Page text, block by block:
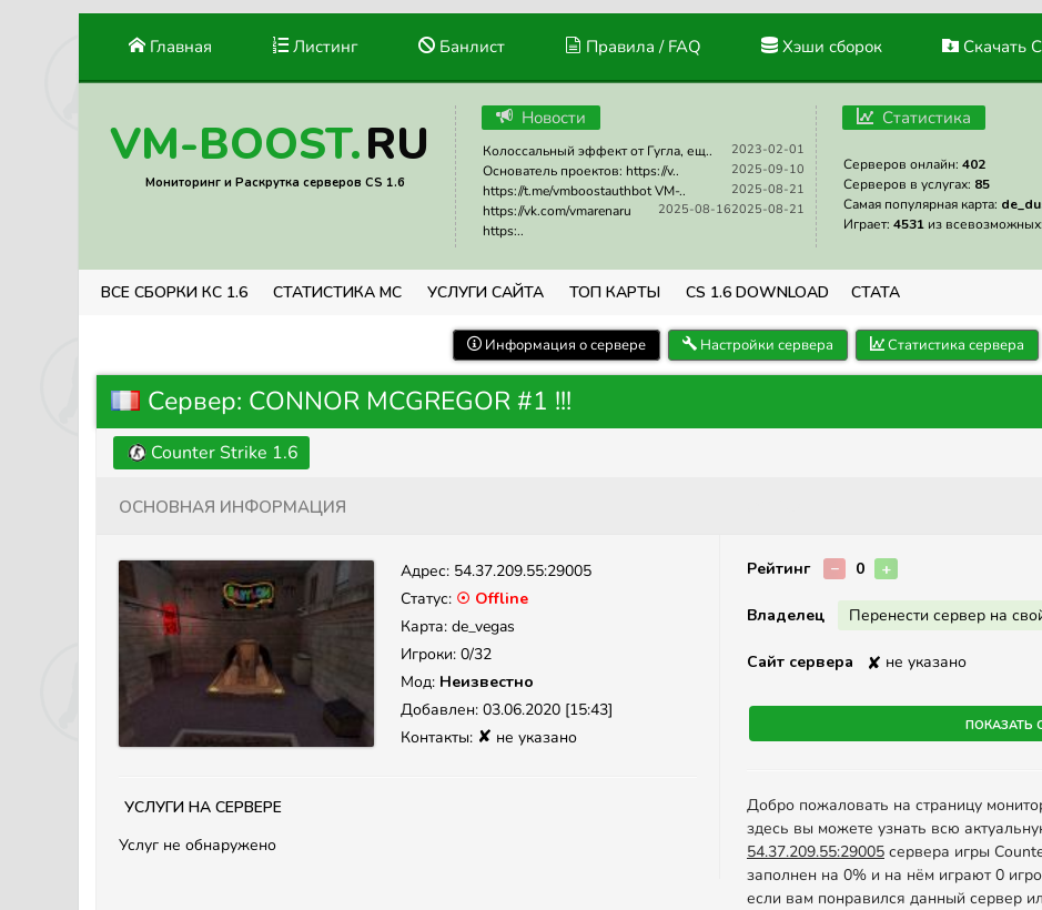
Главная Листинг Банлист Правила / FAQ Хэши сборок Скачать
VM-BOOST.RU
Мониторинг и Раскрутка серверов CS 1.6
Новости
2023-02-01
Колоссальный эффект от Гугла, ещ..
2025-09-10
Основатель проектов: https://v..
2025-08-21
https://t.me/vmboostauthbot VM-..
2025-08-21
2025-08-16
https://vk.com/vmarenaru
https:..
Статистика
Серверов онлайн: 402
Серверов в услугах: 85
Самая популярная карта:
Играет: 4531 из всевозможных:
ВСЕ СБОРКИ КС 1.6 СТАТИСТИКА МС УСЛУГИ САЙТА ТОП КАРТЫ CS 1.6 DOWNLOAD СТАТА
Информация о сервере Настройки сервера Статистика сервера
Сервер: CONNOR MCGREGOR #1 !!!
Counter Strike 1.6
Основная информация
Адрес: 54.37.209.55:29005
Статус: ☉ Offline
Карта: de_vegas
Игроки: 0/32
Мод: Неизвестно
Добавлен: 03.06.2020 [15:43]
Контакты: ✘ не указано
Услуги на сервере
Услуг не обнаружено
Рейтинг − 0 +
Владелец Перенести сервер на
Сайт сервера ✘ не указано
Показать
Добро пожаловать на страницу
здесь вы можете узнать всю
54.37.209.55:29005 сервера игры
заполнен на 0% и на нём играют 0
если вам понравился данный сервер